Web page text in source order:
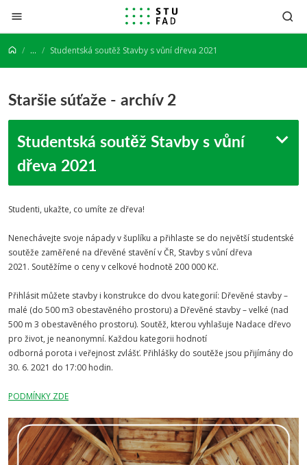
Prejsť na obsah
... Studentská soutěž Stavby s vůní dřeva 2021
Staršie súťaže - archív 2
Studentská soutěž Stavby s vůní
dřeva 2021
Studenti, ukažte, co umíte ze dřeva!
Nenechávejte svoje nápady v šuplíku a přihlaste se do největší studentské
soutěže zaměřené na dřevěné stavění v ČR, Stavby s vůní dřeva
2021. Soutěžíme o ceny v celkové hodnotě 200 000 Kč.
Přihlásit můžete stavby i konstrukce do dvou kategorií: Dřevěné stavby –
malé (do 500 m3 obestavěného prostoru) a Dřevěné stavby – velké (nad
500 m 3 obestavěného prostoru). Soutěž, kterou vyhlašuje Nadace dřevo
pro život, je neanonymní. Každou kategorii hodnotí
odborná porota i veřejnost zvlášť. Přihlášky do soutěže jsou přijímány do
30. 6. 2021 do 17:00 hodin.
PODMÍNKY ZDE